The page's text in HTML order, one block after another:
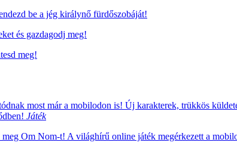
be a jég királynő fürdőszobáját!
és gazdagodj meg!
meg!
most már a mobilodon is! Új karakterek, trükkös
Játék
meg Om Nom-t! A világhírű online játék megérkezett a